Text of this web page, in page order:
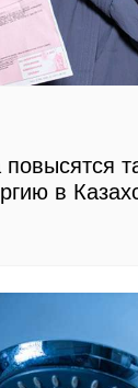
повысятся
в